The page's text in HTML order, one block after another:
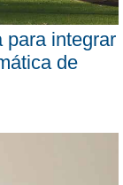
para integrar
de